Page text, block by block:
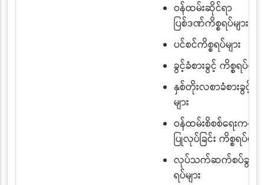
ဝန်ထမ်းဆိုင်ရာ ပ
ပြစ်ဒဏ်ကိစ္စရပ်များ
ပင်စင်ကိစ္စရပ်များ
ခွင့်ခံစားခွင့် ကိစ္စရပ်များ
နှစ်တိုးလစာခံစားခွင့်ကိ
များ
ဝန်ထမ်းစိစစ်ရေးကတ်
ပြုလုပ်ခြင်း ကိစ္စရပ်များ
လုပ်သက်ဆက်စပ်ခွင့်ကိ
ရပ်များ